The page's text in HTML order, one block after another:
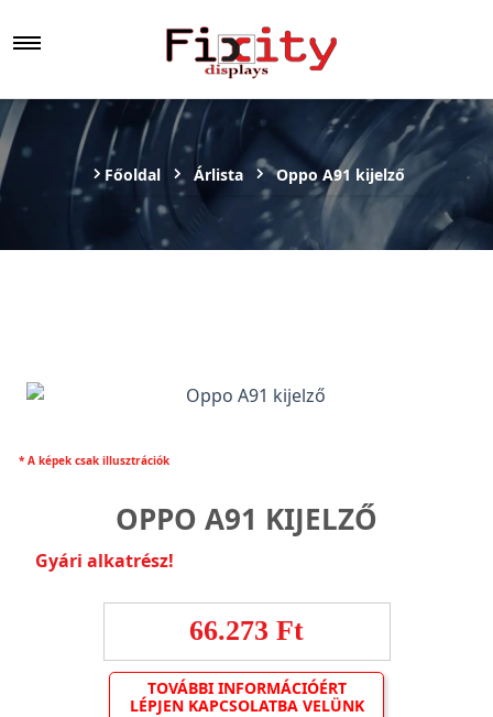
Főoldal Árlista Oppo A91 kijelző
* A képek csak illusztrációk
OPPO A91 KIJELZŐ
Gyári alkatrész!
66.273 Ft
TOVÁBBI INFORMÁCIÓÉRT
LÉPJEN KAPCSOLATBA VELÜNK